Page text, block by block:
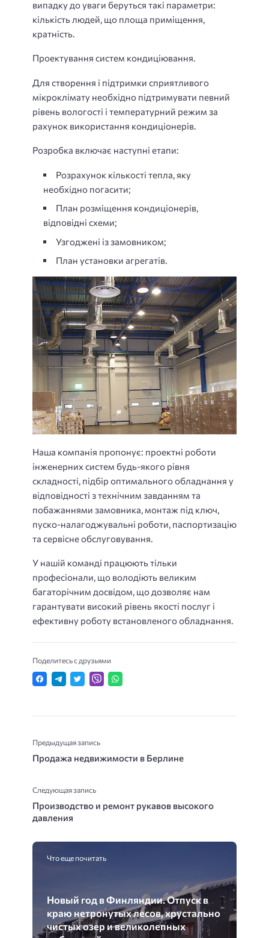
випадку до уваги беруться такі параметри:
кількість людей, що площа приміщення,
кратність.
Проектування систем кондиціювання.
Для створення і підтримки сприятливого
мікроклімату необхідно підтримувати певний
рівень вологості і температурний режим за
рахунок використання кондиціонерів.
Розробка включає наступні етапи:
Розрахунок кількості тепла, яку
необхідно погасити;
План розміщення кондиціонерів,
відповідні схеми;
Узгоджені із замовником;
План установки агрегатів.
Наша компанія пропонує: проектні роботи
інженерних систем будь-якого рівня
складності, підбір оптимального обладнання у
відповідності з технічним завданням та
побажаннями замовника, монтаж під ключ,
пуско-налагоджувальні роботи, паспортизацію
та сервісне обслуговування.
У нашій команді працюють тільки
професіонали, що володіють великим
багаторічним досвідом, що дозволяє нам
гарантувати високий рівень якості послуг і
ефективну роботу встановленого обладнання.
Поделитесь с друзьями
Предыдущая запись
Продажа недвижимости в Берлине
Следующая запись
Производство и ремонт рукавов высокого
давления
Что еще почитать
Новый год в Финляндии. Отпуск в
краю нетронутых лесов, хрустально
чистых озер и великолепных